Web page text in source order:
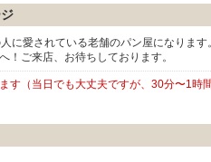
に愛されている老舗のパン屋になりま
！ご来店、お待ちしております。
す（当日でも大丈夫ですが、30分〜1時